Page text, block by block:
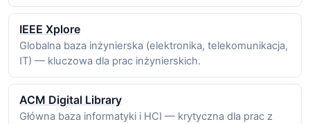
IEEE Xplore
Globalna baza inżynierska (elektronika, telekomunikacja,
IT) — kluczowa dla prac inżynierskich.
ACM Digital Library
Główna baza informatyki i HCI — krytyczna dla prac z